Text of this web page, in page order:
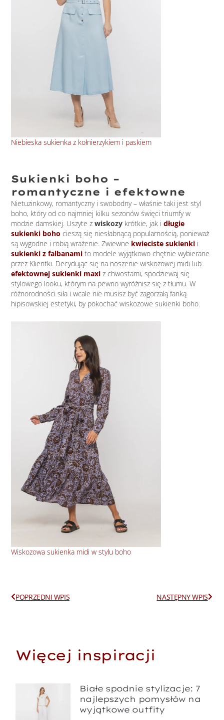
Niebieska sukienka z kołnierzykiem i paskiem
Sukienki boho –
romantyczne i efektowne
Nietuzinkowy, romantyczny i swobodny – właśnie taki jest styl
boho, który od co najmniej kilku sezonów święci triumfy w
modzie damskiej. Uszyte zwiskozy krótkie, jak i długie
sukienki boho cieszą się niesłabnącą popularnością, ponieważ
są wygodne i robią wrażenie. Zwiewne kwieciste sukienki i
sukienki z falbanamito modele wyjątkowo chętnie wybierane
przez Klientki. Decydując się na noszenie wiskozowej midi lub
efektownej sukienki maxi z chwostami, spodziewaj się
stylowego looku, którym na pewno wyróżnisz się z tłumu. W
różnorodności siła i wcale nie musisz być zagorzałą fanką
hipisowskiej estetyki, by pokochać wiskozowe sukienki boho.
Wiskozowa sukienka midi w stylu boho
Prev
POPRZEDNI WPIS NASTĘPNY WPISNext
Więcej inspiracji
Białe spodnie stylizacje: 7
najlepszych pomysłów na
wyjątkowe outfity